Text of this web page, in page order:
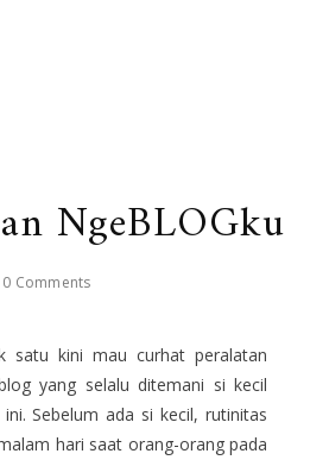
NgeBLOGku
0 Comments
satu kini mau curhat peralatan
yang selalu ditemani si kecil
Sebelum ada si kecil, rutinitas
hari saat orang-orang pada